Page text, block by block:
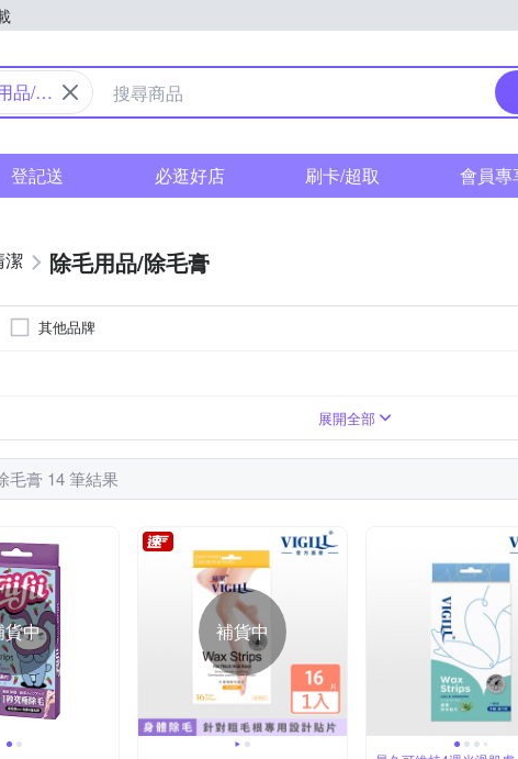
中心
品/除
登記送 必逛好店 刷卡/超取 會員專
潔 除毛用品/除毛膏
其他品牌
展開全部
毛膏 14 筆結果
貨中 補貨中